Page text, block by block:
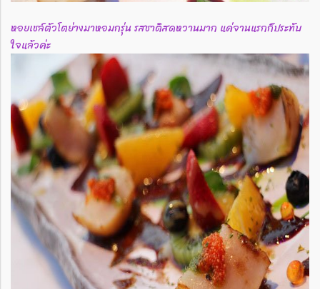
หอยเชล์ตัวโตย่างมาหอมกรุ่น รสชาติสดหวานมาก แค่จานแรกก็ประทับ
ใจแล้วค่ะ